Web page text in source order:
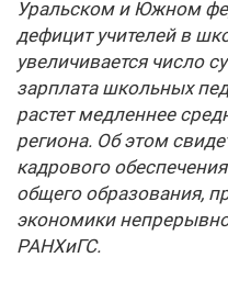
Уральском и Южном
дефицит учителей в
увеличивается число
зарплата школьных
растет медленнее
региона. Об этом
кадрового
общего образования,
экономики
РАНХиГС.